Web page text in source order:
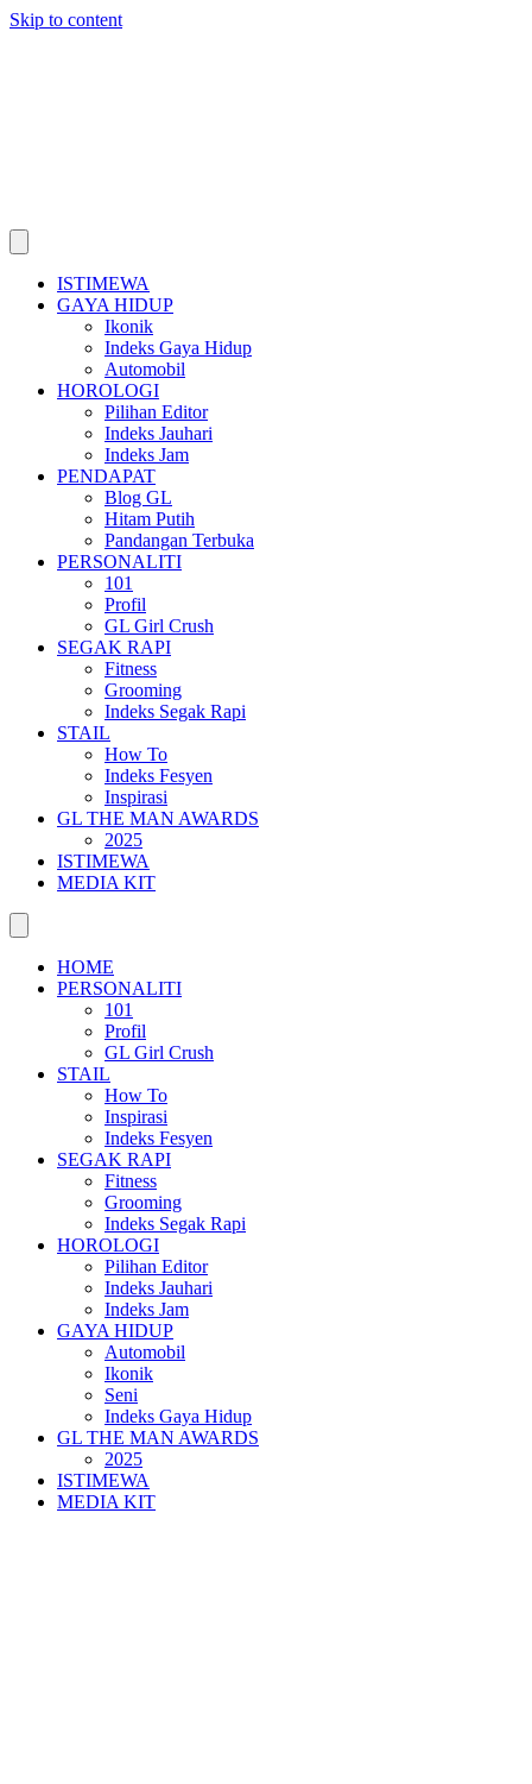
Skip to content
ISTIMEWA
GAYA HIDUP
Ikonik
Indeks Gaya Hidup
Automobil
HOROLOGI
Pilihan Editor
Indeks Jauhari
Indeks Jam
PENDAPAT
Blog GL
Hitam Putih
Pandangan Terbuka
PERSONALITI
101
Profil
GL Girl Crush
SEGAK RAPI
Fitness
Grooming
Indeks Segak Rapi
STAIL
How To
Indeks Fesyen
Inspirasi
GL THE MAN AWARDS
2025
ISTIMEWA
MEDIA KIT
HOME
PERSONALITI
101
Profil
GL Girl Crush
STAIL
How To
Inspirasi
Indeks Fesyen
SEGAK RAPI
Fitness
Grooming
Indeks Segak Rapi
HOROLOGI
Pilihan Editor
Indeks Jauhari
Indeks Jam
GAYA HIDUP
Automobil
Ikonik
Seni
Indeks Gaya Hidup
GL THE MAN AWARDS
2025
ISTIMEWA
MEDIA KIT